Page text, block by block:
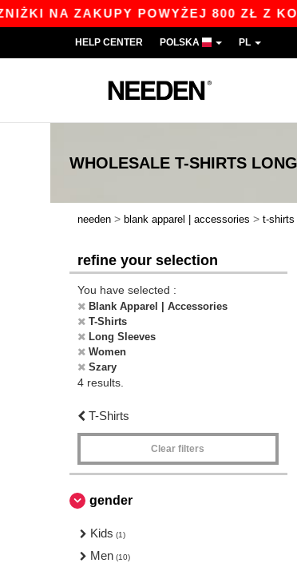
NA ZAKUPY POWYŻEJ 800 ZŁ Z
HELP CENTER POLSKA PL
WHOLESALE T-SHIRTS
needen > blank apparel | accessories > t-shirts
refine your selection
You have selected :
Blank Apparel | Accessories
T-Shirts
Long Sleeves
Women
Szary
4 results.
T-Shirts
Clear filters
gender
Kids (1)
Men (10)